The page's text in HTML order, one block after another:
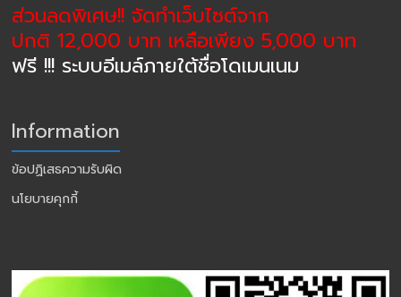
ส่วนลดพิเศษ!! จัดทำเว็บไซต์จาก
ปกติ 12,000 บาท เหลือเพียง 5,000 บาท
ฟรี !!! ระบบอีเมล์ภายใต้ชื่อโดเมนเนม
Information
ข้อปฏิเสธความรับผิด
นโยบายคุกกี้